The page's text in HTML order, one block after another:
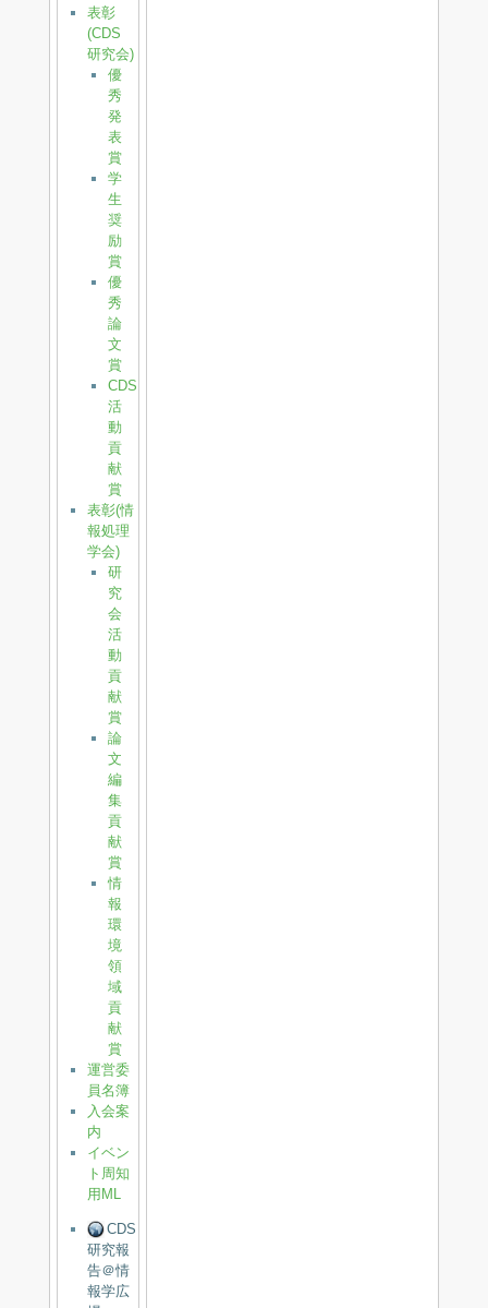
表彰
(CDS
研究会)
優
秀
発
表
賞
学
生
奨
励
賞
優
秀
論
文
賞
CDS
活
動
貢
献
賞
表彰(情
報処理
学会)
研
究
会
活
動
貢
献
賞
論
文
編
集
貢
献
賞
情
報
環
境
領
域
貢
献
賞
運営委
員名簿
入会案
内
イベン
ト周知
用ML
CDS
研究報
告＠情
報学広